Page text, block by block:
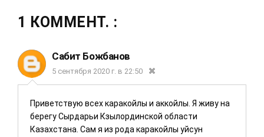
тезисы
го историка и
политического
эксперта
Гусейнова об
итогах
международный
совместный
отчет с
мониторингу и
1 КОММЕНТ. :
Сабит Божбанов
5 сентября 2020 г. в 22:50
Приветствую всех каракойлы и аккойлы. Я живу на
берегу Сырдарьи Кзылординской области
Казахстана. Сам я из рода каракойлы уйсун